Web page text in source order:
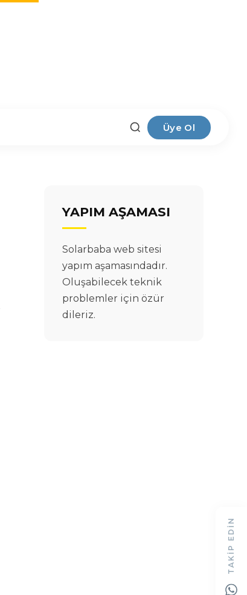
Üye Ol
TAKIP EDIN
YAPIM AŞAMASI
Solarbaba web sitesi
yapım aşamasındadır.
Oluşabilecek teknik
problemler için özür
dileriz.